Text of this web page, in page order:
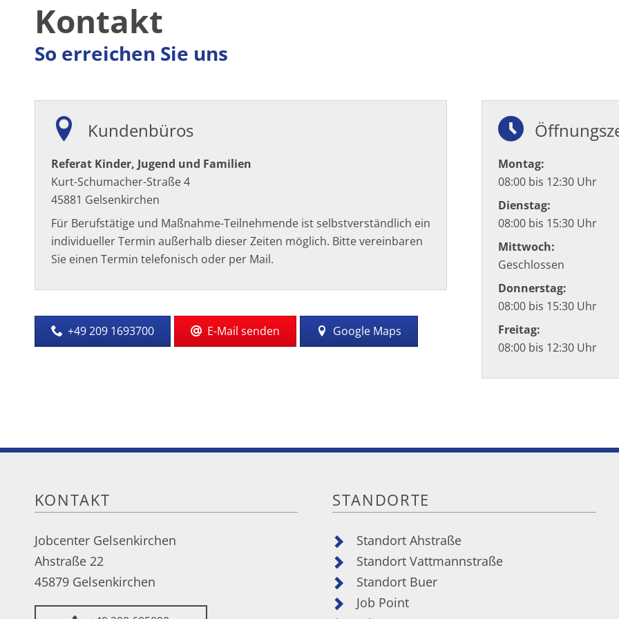
Kontakt
So erreichen Sie uns
Kundenbüros
Referat Kinder, Jugend und Familien
Kurt-Schumacher-Straße 4
45881 Gelsenkirchen
Für Berufstätige und Maßnahme-Teilnehmende ist selbstverständlich ein
individueller Termin außerhalb dieser Zeiten möglich. Bitte vereinbaren
Sie einen Termin telefonisch oder per Mail.
+49 209 1693700 E-Mail senden Google Maps
Montag:
08:00 bis 12:30 Uhr
Dienstag:
08:00 bis 15:30 Uhr
Mittwoch:
Geschlossen
Donnerstag:
08:00 bis 15:30 Uhr
Freitag:
08:00 bis 12:30 Uhr
KONTAKT
Jobcenter Gelsenkirchen
Ahstraße 22
45879 Gelsenkirchen
STANDORTE
Standort Ahstraße
Standort Vattmannstraße
Standort Buer
Job Point